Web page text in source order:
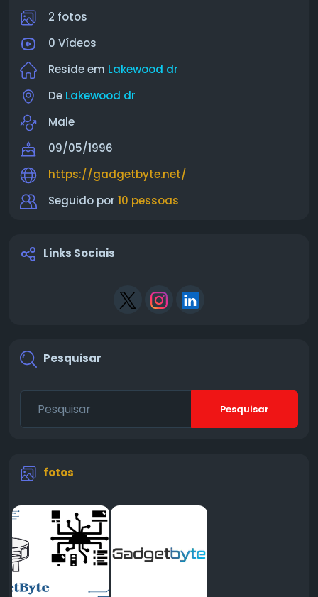
2 fotos
0 Vídeos
Reside em Lakewood dr
De Lakewood dr
Male
09/05/1996
https://gadgetbyte.net/
Seguido por 10 pessoas
Links Sociais
Pesquisar
Pesquisar
fotos